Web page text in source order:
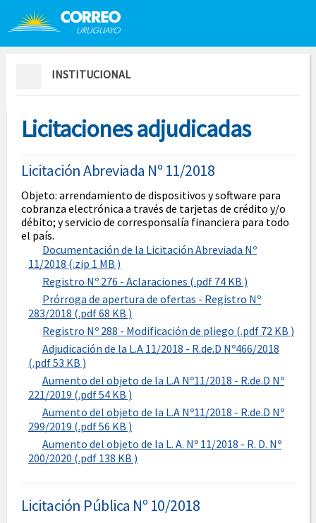
Saltar al contenido
INSTITUCIONAL
Licitaciones adjudicadas
Licitación Abreviada Nº 11/2018
Objeto: arrendamiento de dispositivos y software para
cobranza electrónica a través de tarjetas de crédito y/o
débito; y servicio de corresponsalía financiera para todo
el país.
Documentación de la Licitación Abreviada Nº
11/2018 (.zip 1 MB )
Registro Nº 276 - Aclaraciones (.pdf 74 KB )
Prórroga de apertura de ofertas - Registro Nº
283/2018 (.pdf 68 KB )
Registro Nº 288 - Modificación de pliego (.pdf 72 KB )
Adjudicación de la L.A 11/2018 - R.de.D Nº466/2018
(.pdf 53 KB )
Aumento del objeto de la L.A Nº11/2018 - R.de.D Nº
221/2019 (.pdf 54 KB )
Aumento del objeto de la L.A Nº11/2018 - R.de.D Nº
299/2019 (.pdf 56 KB )
Aumento del objeto de la L. A. Nº 11/2018 - R. D. Nº
200/2020 (.pdf 138 KB )
Licitación Pública Nº 10/2018